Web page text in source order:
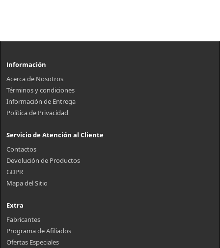
Información
Acerca de Nosotros
Términos y condiciones
Información de Entrega
Política de Privacidad
Servicio de Atención al Cliente
Contactos
Devolución de Productos
GDPR
Mapa del Sitio
Extra
Fabricantes
Programa de Afiliados
Ofertas Especiales